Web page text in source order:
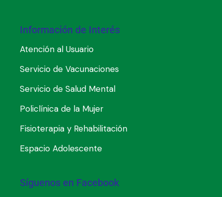
Información de Interés
Atención al Usuario
Servicio de Vacunaciones
Servicio de Salud Mental
Policlínica de la Mujer
Fisioterapia y Rehabilitación
Espacio Adolescente
Síguenos en Facebook